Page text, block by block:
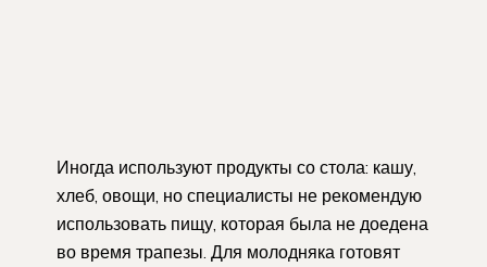
Иногда используют продукты со стола: кашу,
хлеб, овощи, но специалисты не рекомендую
использовать пищу, которая была не доедена
во время трапезы. Для молодняка готовят